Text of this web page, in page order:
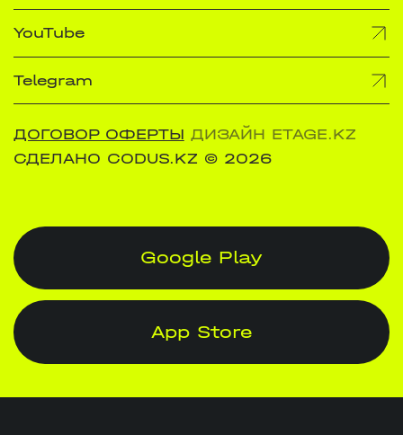
YouTube
Telegram
ДОГОВОР ОФЕРТЫ ДИЗАЙН ETAGE.KZ
СДЕЛАНО CODUS.KZ © 2026
Google Play
App Store